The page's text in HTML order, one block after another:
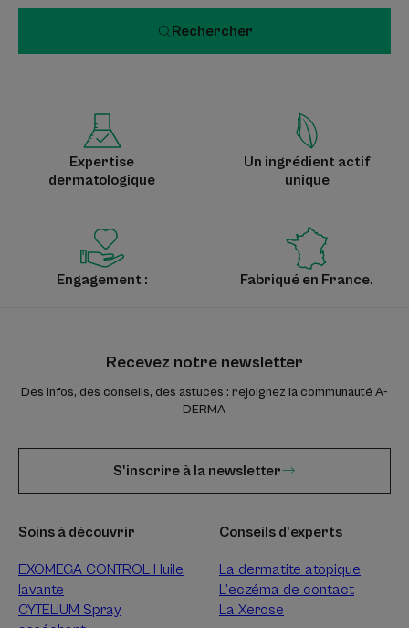
Rechercher
Expertise
dermatologique
Un ingrédient actif
unique
Engagement : Fabriqué en France.
Recevez notre newsletter
Des infos, des conseils, des astuces : rejoignez la communauté A-
DERMA
S'inscrire à la newsletter
Soins à découvrir
EXOMEGA CONTROL Huile
lavante
CYTELIUM Spray
Conseils d'experts
La dermatite atopique
L’eczéma de contact
La Xerose